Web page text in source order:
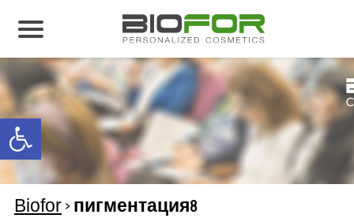
Open toolbar
О нас
Продукция
Результаты лечения
Свяжитесь с нами
Biofor > пигментация8